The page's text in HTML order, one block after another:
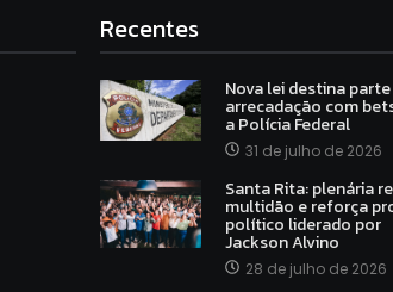
Recentes
Nova lei destina
arrecadação com
a Polícia Federal
31 de julho de 2026
Santa Rita: plenária
multidão e reforça
político liderado por
Jackson Alvino
28 de julho de 2026